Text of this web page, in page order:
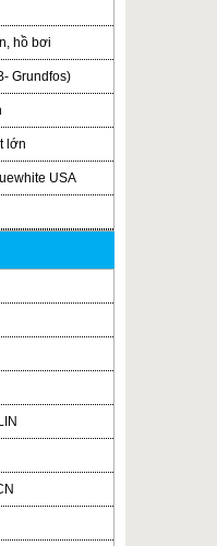
hồ bơi
Grundfos)
lớn
USA